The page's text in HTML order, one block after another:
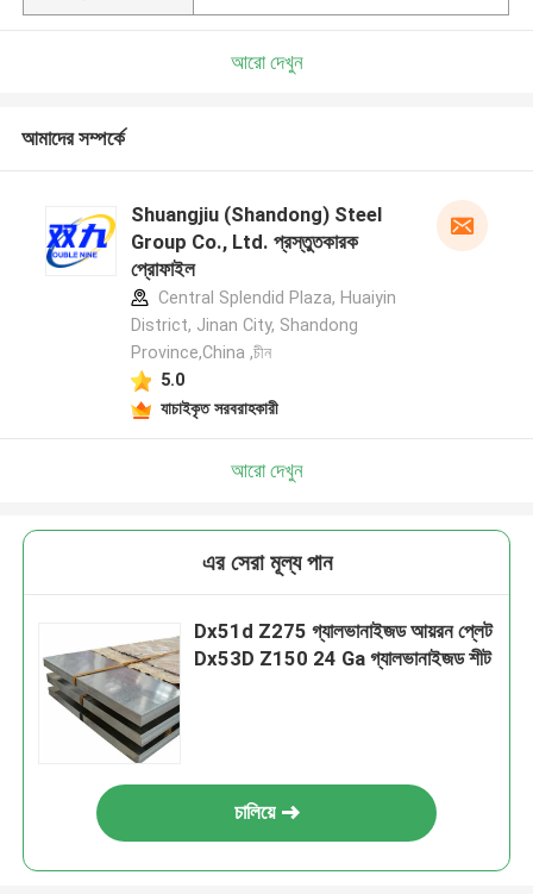
আরো দেখুন
আমাদের সম্পর্কে
Shuangjiu (Shandong) Steel
Group Co., Ltd. প্রস্তুতকারক
প্রোফাইল
Central Splendid Plaza, Huaiyin
District, Jinan City, Shandong
Province,China ,চীন
5.0
যাচাইকৃত সরবরাহকারী
আরো দেখুন
এর সেরা মূল্য পান
Dx51d Z275 গ্যালভানাইজড আয়রন প্লেট
Dx53D Z150 24 Ga গ্যালভানাইজড শীট
চালিয়ে